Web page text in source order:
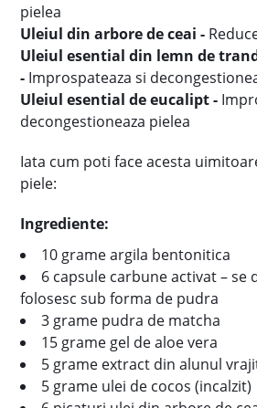
pielea
Uleiul din arbore de ceai -
Uleiul esential din lemn de
- Improspateaza si
Uleiul esential de eucalipt -
decongestioneaza pielea
Iata cum poti face acesta
piele:
Ingrediente:
10 grame argila bentonitica
6 capsule carbune activat – se
folosesc sub forma de pudra
3 grame pudra de matcha
15 grame gel de aloe vera
5 grame extract din alunul
5 grame ulei de cocos (incalzit)